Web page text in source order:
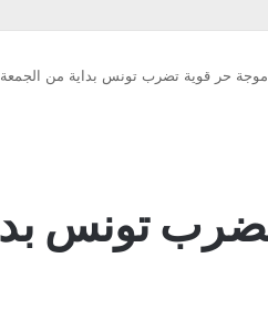
موجة حر قوية تضرب تونس بداية من الجمعة